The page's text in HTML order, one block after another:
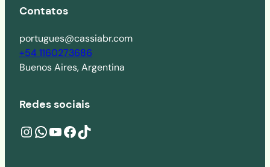
Contatos
portugues@cassiabr.com
+54 1160273686
Buenos Aires, Argentina
Redes sociais
Instagramwa.me/541160273686 YouTube Facebook TikTok